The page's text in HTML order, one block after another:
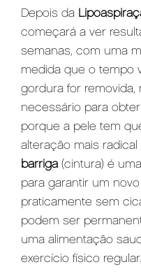
Depois da
começará a ver
semanas, com uma
medida que o tempo
gordura for removida,
necessário para
porque a pele tem
alteração mais radical
barriga (cintura) é
para garantir um
praticamente sem
podem ser
uma alimentação
exercício físico regular.